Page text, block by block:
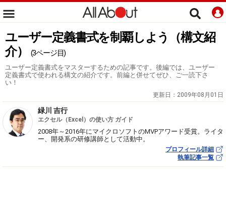
ユーザー定義書式を制覇しよう（構文紹
介）
(3ページ目)
ユーザー定義書式をマスターするための記事です。後編では、ユーザー
定義書式で使われる構文の紹介です。前編と併せてぜひ、ご一読下さ
い！
更新日： 2009年08月01日
緑川 吉行
エクセル（Excel）の使い方 ガイド
2008年～2016年にマイクロソフトのMVPアワード受賞。ライタ
ー、開発系の研修講師として活動中。
プロフィール詳細
執筆記事一覧